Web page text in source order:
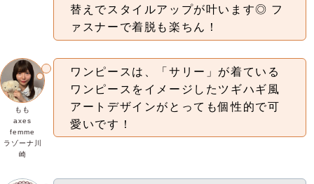
替えでスタイルアップが叶います◎ フ
ァスナーで着脱も楽ちん！
もも
axes
femme
ラゾーナ川
崎
ワンピースは、「サリー」が着ている
ワンピースをイメージしたツギハギ風
アートデザインがとっても個性的で可
愛いです！